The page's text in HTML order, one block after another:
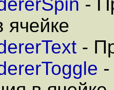
ячейке
-
-